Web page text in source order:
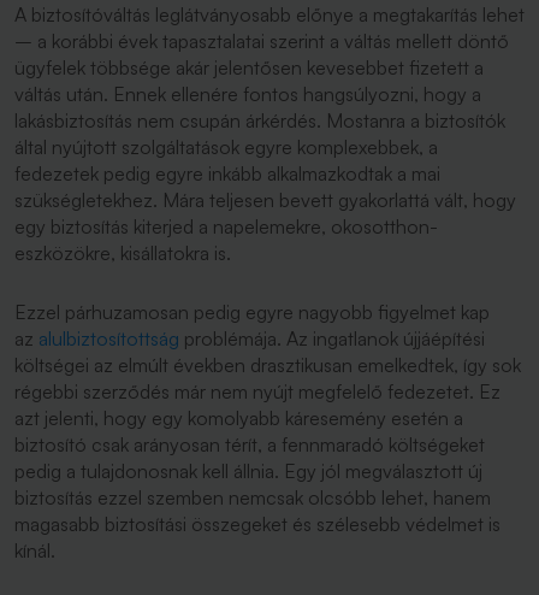
A biztosítóváltás leglátványosabb előnye a megtakarítás lehet
– a korábbi évek tapasztalatai szerint a váltás mellett döntő
ügyfelek többsége akár jelentősen kevesebbet fizetett a
váltás után. Ennek ellenére fontos hangsúlyozni, hogy a
lakásbiztosítás nem csupán árkérdés. Mostanra a biztosítók
által nyújtott szolgáltatások egyre komplexebbek, a
fedezetek pedig egyre inkább alkalmazkodtak a mai
szükségletekhez. Mára teljesen bevett gyakorlattá vált, hogy
egy biztosítás kiterjed a napelemekre, okosotthon-
eszközökre, kisállatokra is.
Ezzel párhuzamosan pedig egyre nagyobb figyelmet kap
az alulbiztosítottság problémája. Az ingatlanok újjáépítési
költségei az elmúlt években drasztikusan emelkedtek, így sok
régebbi szerződés már nem nyújt megfelelő fedezetet. Ez
azt jelenti, hogy egy komolyabb káresemény esetén a
biztosító csak arányosan térít, a fennmaradó költségeket
pedig a tulajdonosnak kell állnia. Egy jól megválasztott új
biztosítás ezzel szemben nemcsak olcsóbb lehet, hanem
magasabb biztosítási összegeket és szélesebb védelmet is
kínál.